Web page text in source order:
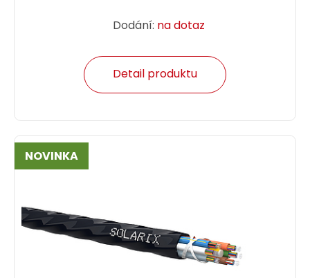
Dodání: na dotaz
Detail produktu
NOVINKA